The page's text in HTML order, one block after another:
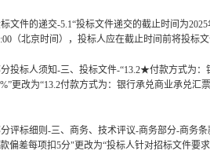
文件的递交-5.1“投标文件递交的截止时间为
（北京时间），投标人应在截止时间前将投标
投标人须知-三、投标文件-“13.2★付款方式为
更改为“13.2付款方式为：银行承兑商业承兑
评标细则-三、商务、技术评议-商务部分-商务
偏差每项扣5分"更改为“投标人针对招标文件要